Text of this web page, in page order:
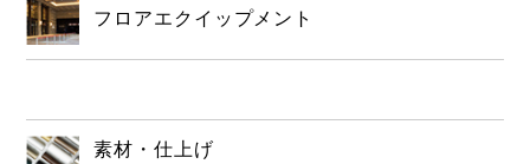
フロアエクイップメント
素材・仕上げ